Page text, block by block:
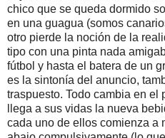
chico que se queda dormido
en una guagua (somos
otro pierde la noción de la
tipo con una pinta nada
fútbol y hasta el batera de un
es la sintonía del anuncio,
traspuesto. Todo cambia en el
llega a sus vidas la nueva
cada uno de ellos comienza a